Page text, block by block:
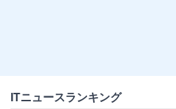
ITニュースランキング